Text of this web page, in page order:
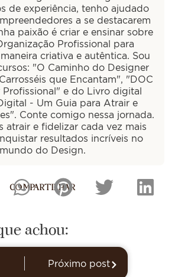
de experiência, tenho ajudado
a se destacarem
paixão é criar e ensinar sobre
Profissional para
criativa e autêntica. Sou
"O Caminho do Designer
que Encantam", "DOC
Profissional" e do Livro digital
- Um Guia para Atrair e
Conte comigo nessa jornada.
atrair e fidelizar cada vez mais
resultados incríveis no
mundo do Design.
COMPARTILHAR
achou:
Próximo post